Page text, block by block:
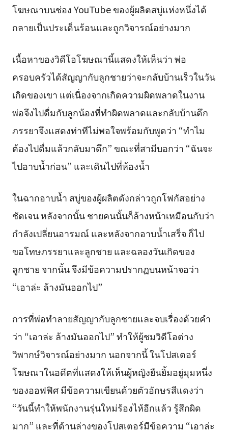
โฆษณาบนช่อง YouTube ของผู้ผลิตสบู่แห่งหนึ่งได้
กลายเป็นประเด็นร้อนและถูกวิจารณ์อย่างมาก
เนื้อหาของวิดีโอโฆษณานี้แสดงให้เห็นว่า พ่อ
ครอบครัวได้สัญญากับลูกชายว่าจะกลับบ้านเร็วในวัน
เกิดของเขา แต่เนื่องจากเกิดความผิดพลาดในงาน
พ่อจึงไปดื่มกับลูกน้องที่ทำผิดพลาดและกลับบ้านดึก
ภรรยาจึงแสดงท่าทีไม่พอใจพร้อมกับพูดว่า “ทำไม
ต้องไปดื่มแล้วกลับมาดึก” ขณะที่สามีบอกว่า “ฉันจะ
ไปอาบน้ำก่อน” และเดินไปที่ห้องน้ำ
ในฉากอาบน้ำ สบู่ของผู้ผลิตดังกล่าวถูกโฟกัสอย่าง
ชัดเจน หลังจากนั้น ชายคนนั้นก็ล้างหน้าเหมือนกับว่า
กำลังเปลี่ยนอารมณ์ และหลังจากอาบน้ำเสร็จ ก็ไป
ขอโทษภรรยาและลูกชาย และฉลองวันเกิดของ
ลูกชาย จากนั้น จึงมีข้อความปรากฏบนหน้าจอว่า
“เอาล่ะ ล้างมันออกไป”
การที่พ่อทำลายสัญญากับลูกชายและจบเรื่องด้วยคำ
ว่า “เอาล่ะ ล้างมันออกไป” ทำให้ผู้ชมวิดีโอต่าง
วิพากษ์วิจารณ์อย่างมาก นอกจากนี้ ในโปสเตอร์
โฆษณาในอดีตที่แสดงให้เห็นผู้หญิงยืนยิ้มอยู่มุมหนึ่ง
ของออฟฟิศ มีข้อความเขียนด้วยตัวอักษรสีแดงว่า
“วันนี้ทำให้พนักงานรุ่นใหม่ร้องไห้อีกแล้ว รู้สึกผิด
มาก” และที่ด้านล่างของโปสเตอร์มีข้อความ “เอาล่ะ